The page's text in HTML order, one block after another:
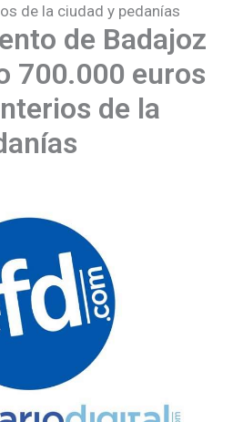
de la ciudad y pedanías
de Badajoz
700.000 euros
de la